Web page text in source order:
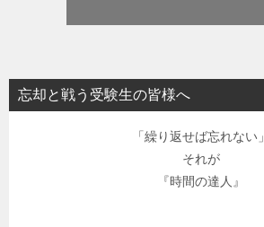
忘却と戦う受験生の皆様へ
「繰り返せば忘れない」
それが
『時間の達人』